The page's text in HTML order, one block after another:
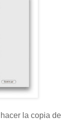
la copia de